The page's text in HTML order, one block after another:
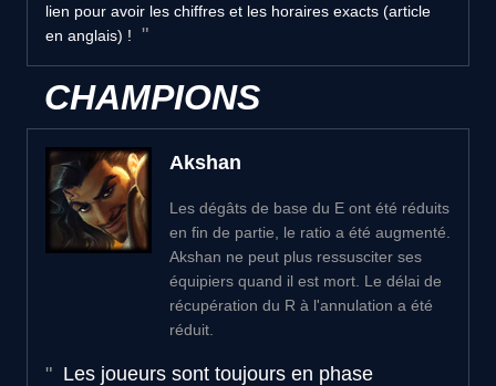
lien pour avoir les chiffres et les horaires exacts (article
en anglais) !
CHAMPIONS
Akshan
Les dégâts de base du E ont été réduits
en fin de partie, le ratio a été augmenté.
Akshan ne peut plus ressusciter ses
équipiers quand il est mort. Le délai de
récupération du R à l'annulation a été
réduit.
Les joueurs sont toujours en phase